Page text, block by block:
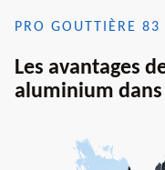
PRO GOUTTIÈRE 83
Les avantages
aluminium